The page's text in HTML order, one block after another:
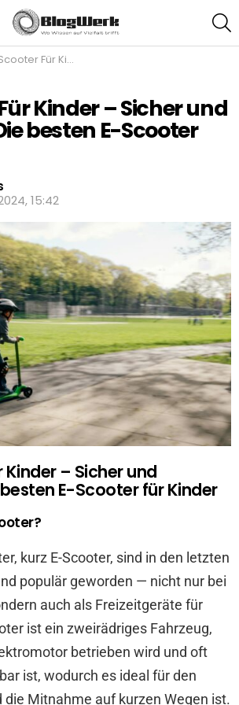
– Sicher und Spaßvoll: Die besten E-Scooter für Kinder
Kinder – Sicher und
besten E-Scooter
15:42
– Sicher und
E-Scooter für Kinder
kurz E-Scooter, sind in den letzten
populär geworden — nicht nur bei
auch als Freizeitgeräte für
ist ein zweirädriges Fahrzeug,
betrieben wird und oft
ist, wodurch es ideal für den
die Mitnahme auf kurzen Wegen ist.